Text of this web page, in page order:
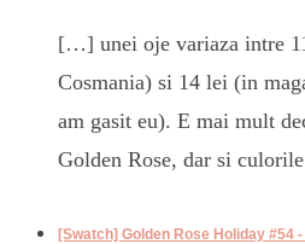
[…] unei oje variaza intre
Cosmania) si 14 lei (in
am gasit eu). E mai mult
Golden Rose, dar si
[Swatch] Golden Rose Holiday #54